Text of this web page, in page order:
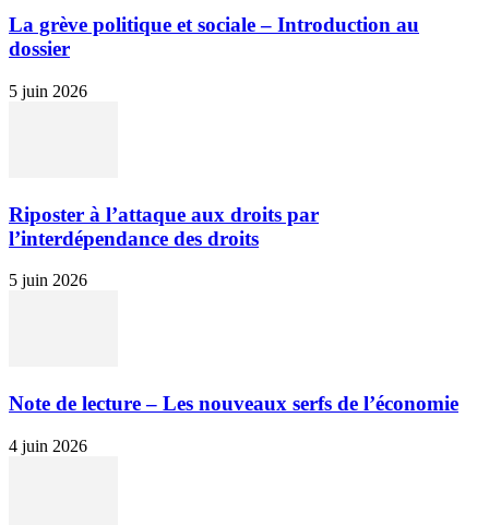
La grève politique et sociale – Introduction au
dossier
5 juin 2026
Riposter à l’attaque aux droits par
l’interdépendance des droits
5 juin 2026
Note de lecture – Les nouveaux serfs de l’économie
4 juin 2026